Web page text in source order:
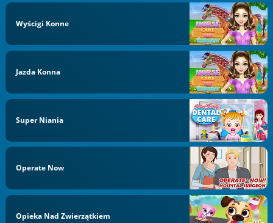
Wyścigi Konne
Jazda Konna
Super Niania
Operate Now
Opieka Nad Zwierzątkiem